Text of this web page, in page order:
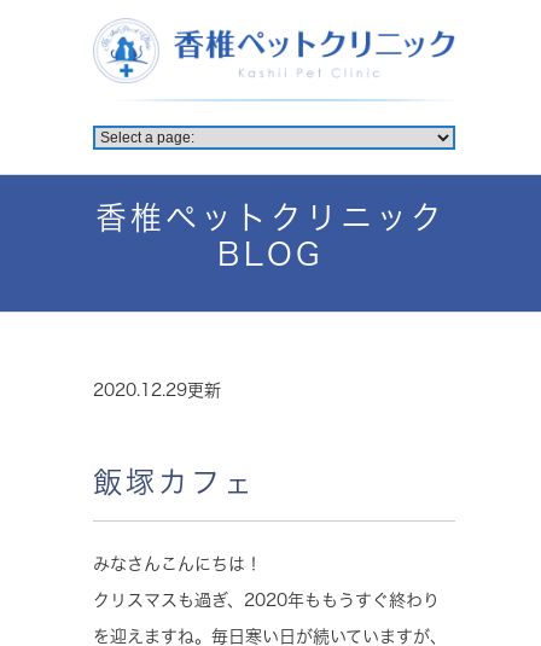
香椎ペットクリニック
BLOG
2020.12.29更新
飯塚カフェ
みなさんこんにちは！
クリスマスも過ぎ、2020年ももうすぐ終わり
を迎えますね。毎日寒い日が続いていますが、